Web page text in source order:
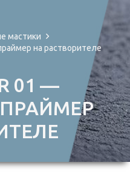
мастики
на растворителе
01 —